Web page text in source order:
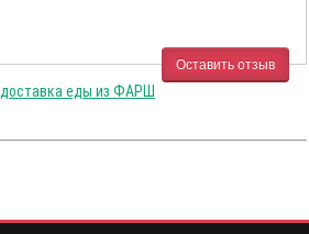
Оставить отзыв
доставка еды из ФАРШ